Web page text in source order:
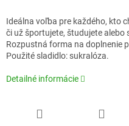
Ideálna voľba pre každého, kto
či už športujete, študujete
Rozpustná forma na doplnenie
Použité sladidlo: sukralóza.
Detailné informácie